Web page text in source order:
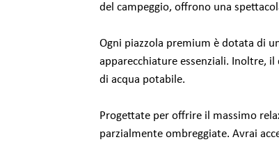
del campeggio, offrono una
Ogni piazzola premium è dotata di
apparecchiature essenziali. Inoltre,
di acqua potabile.
Progettate per offrire il massimo
parzialmente ombreggiate. Avrai